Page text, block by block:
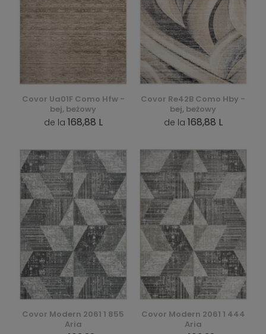
Covor Ua01F Como Hfw -
bej, beżowy
de la 168,88 L
Covor Re42B Como Hby -
bej, beżowy
de la 168,88 L
Covor Modern 2061 1 855
Aria
Covor Modern 2061 1 444
Aria